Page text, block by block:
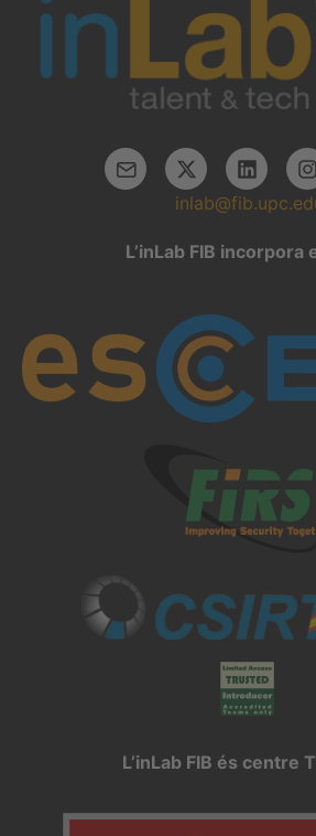
L’inLab FIB incorpora
L’inLab FIB és centre